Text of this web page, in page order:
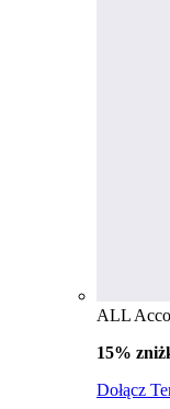
ALL
15%
Dołącz